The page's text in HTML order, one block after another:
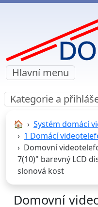
Hlavní menu
Kategorie a
🏠︎
Systém domácí
1 Domácí
Domovní
7(10)" barevný LCD
slonová kost
Domovní